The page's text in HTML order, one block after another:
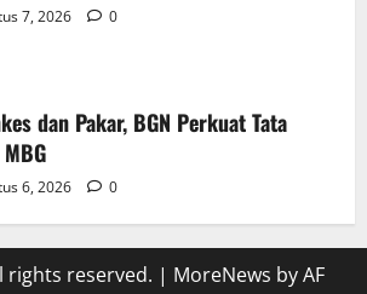
7, 2026 0
dan Pakar, BGN Perkuat Tata
6, 2026 0
rights reserved. | MoreNews by AF